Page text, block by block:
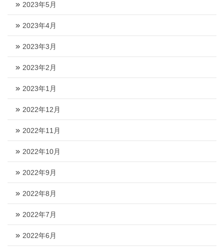
2023年5月
2023年4月
2023年3月
2023年2月
2023年1月
2022年12月
2022年11月
2022年10月
2022年9月
2022年8月
2022年7月
2022年6月